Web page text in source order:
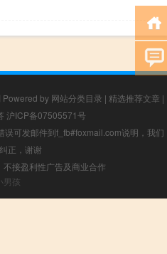
Powered by 网站分类目录 | 精选推荐文章 |
沪ICP备07505571号
可发邮件到f_fb#foxmail.com说明，我们
正，谢谢
接盈利性广告及商业合作
男孩